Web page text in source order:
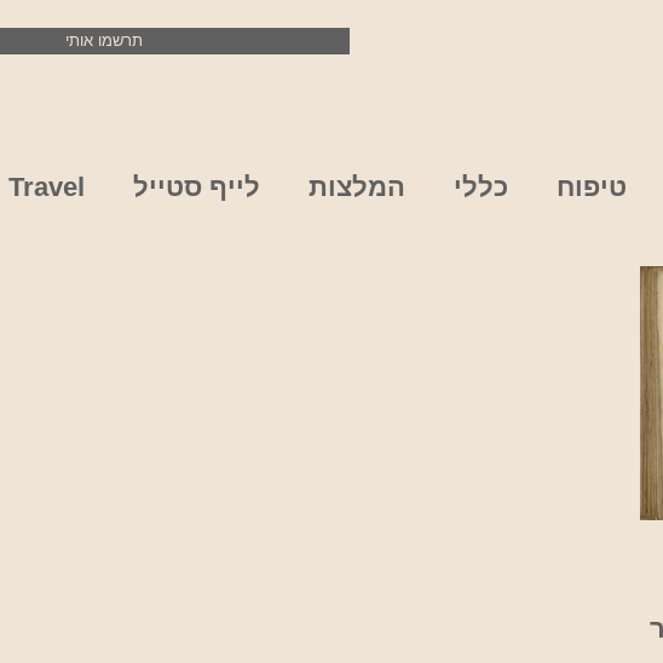
תרשמו אותי
טיפוח כללי המלצות לייף סטייל Travel